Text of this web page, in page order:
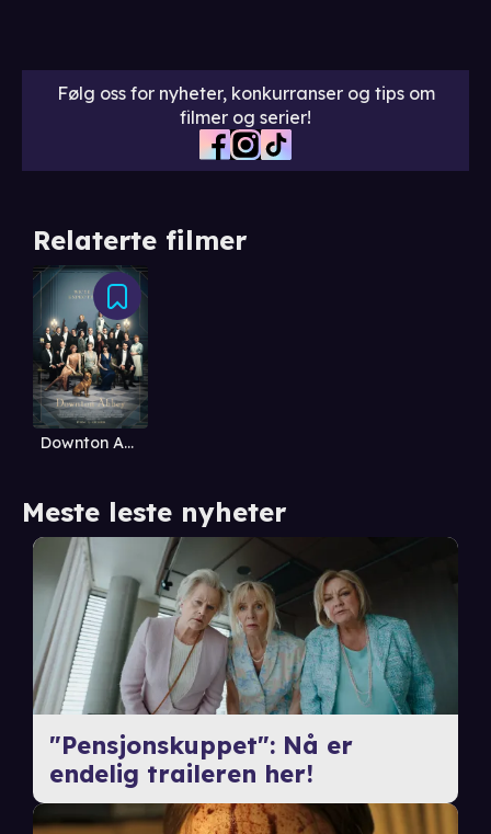
Følg oss for nyheter, konkurranser og tips om
filmer og serier!
Relaterte filmer
Downton Abbey
Meste leste nyheter
"Pensjonskuppet": Nå er
endelig traileren her!